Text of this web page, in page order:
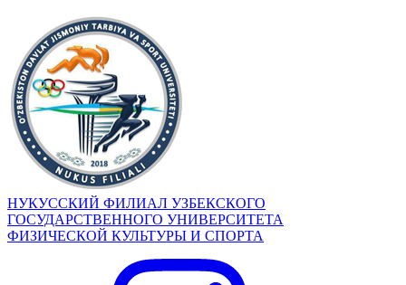
НУКУССКИЙ ФИЛИАЛ УЗБЕКСКОГО
ГОСУДАРСТВЕННОГО УНИВЕРСИТЕТА
ФИЗИЧЕСКОЙ КУЛЬТУРЫ И СПОРТА